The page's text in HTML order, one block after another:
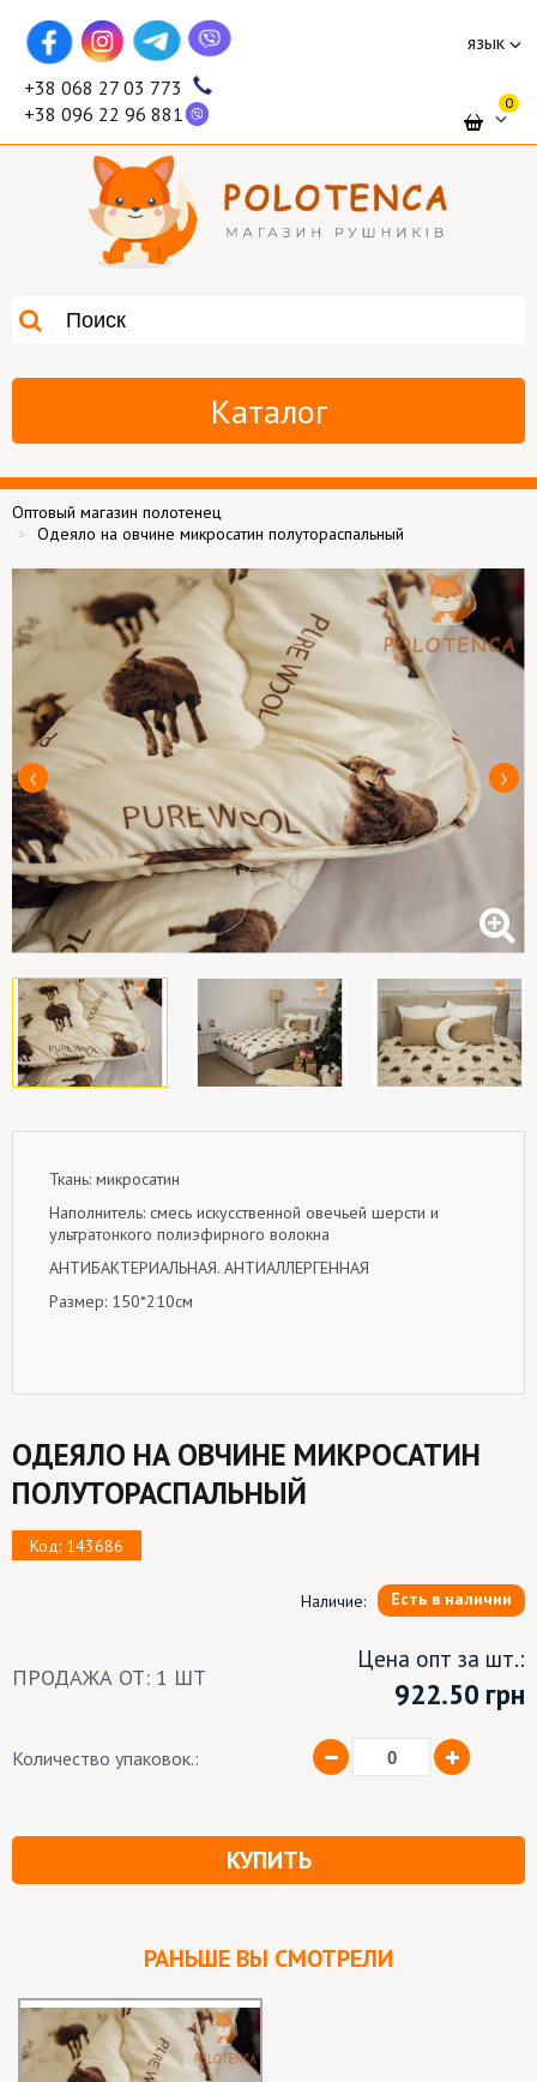
язык
+38 068 27 03 773
+38 096 22 96 881
0
Каталог
Оптовый магазин полотенец
Одеяло на овчине микросатин полутораспальный
Ткань: микросатин
Наполнитель: смесь искусственной овечьей шерсти и
ультратонкого полиэфирного волокна
АНТИБАКТЕРИАЛЬНАЯ. АНТИАЛЛЕРГЕННАЯ
Размер: 150*210см
ОДЕЯЛО НА ОВЧИНЕ МИКРОСАТИН
ПОЛУТОРАСПАЛЬНЫЙ
Код: 143686
Наличие: Есть в наличии
ПРОДАЖА ОТ: 1 ШТ
Цена опт за шт.:
922.50 грн
Количество упаковок.:
КУПИТЬ
РАНЬШЕ ВЫ СМОТРЕЛИ